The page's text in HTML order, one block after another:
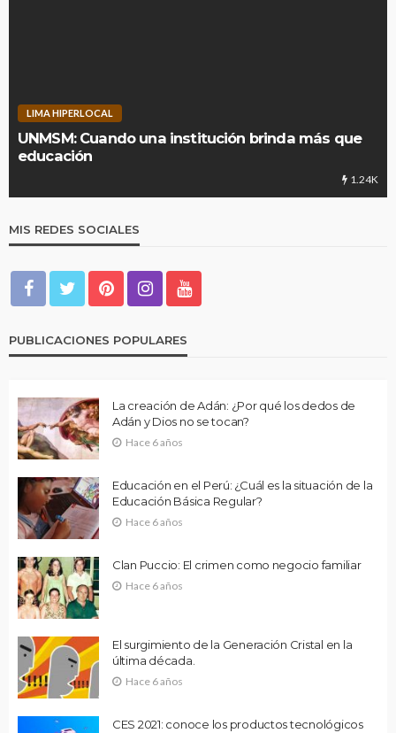
LIMA HIPERLOCAL
UNMSM: Cuando una institución brinda más que
educación
1.24K
MIS REDES SOCIALES
PUBLICACIONES POPULARES
La creación de Adán: ¿Por qué los dedos de
Adán y Dios no se tocan?
Hace 6 años
Educación en el Perú: ¿Cuál es la situación de la
Educación Básica Regular?
Hace 6 años
Clan Puccio: El crimen como negocio familiar
Hace 6 años
El surgimiento de la Generación Cristal en la
última década.
Hace 6 años
CES 2021: conoce los productos tecnológicos